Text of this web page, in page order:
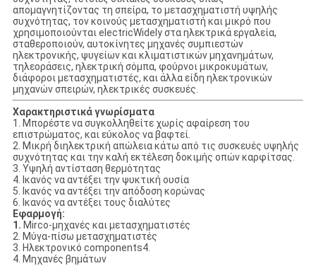
απομαγνητίζοντας τη σπείρα, το μετασχηματιστή υψηλής
συχνότητας, τον κοινούς μετασχηματιστή και μικρό που
χρησιμοποιούνται electricWidely στα ηλεκτρικά εργαλεία,
σταθεροποιούν, αυτοκίνητες μηχανές συμπιεστών
ηλεκτρονικής, ψυγείων και κλιματιστικών μηχανημάτων,
τηλεοράσεις, ηλεκτρική σόμπα, φούρνοι μικροκυμάτων,
διάφοροι μετασχηματιστές, και άλλα είδη ηλεκτρονικών
μηχανών σπειρών, ηλεκτρικές συσκευές.
Χαρακτηριστικά γνωρίσματα
1. Μπορέστε να συγκολληθείτε χωρίς αφαίρεση του
επιστρώματος, και εύκολος να βαφτεί.
2. Μικρή διηλεκτρική απώλεια κάτω από τις συσκευές υψηλής
συχνότητας και την καλή εκτέλεση δοκιμής οπών καρφίτσας.
3. Υψηλή αντίσταση θερμότητας
4. Ικανός να αντέξει την ψυκτική ουσία
5. Ικανός να αντέξει την απόδοση κορώνας
6. Ικανός να αντέξει τους διαλύτες
Εφαρμογή:
1. Mirco-μηχανές και μετασχηματιστές
2. Μύγα-πίσω μετασχηματιστές
3. Ηλεκτρονικό components4.
4. Μηχανές βημάτων